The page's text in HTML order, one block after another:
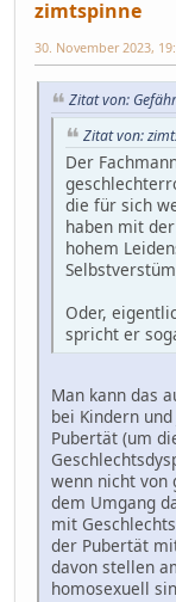
zimtspinne
30. November 2023,
Zitat von:
Zitat von:
Der
die für sich
haben mit
hohem
Oder,
spricht er
Man kann das
bei Kindern
Pubertät (um
wenn nicht von
dem Umgang
mit
der Pubertät
davon stellen
homosexuell